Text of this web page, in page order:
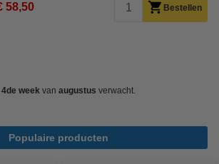
58,50 Bestellen
4de week van augustus verwacht.
Populaire producten